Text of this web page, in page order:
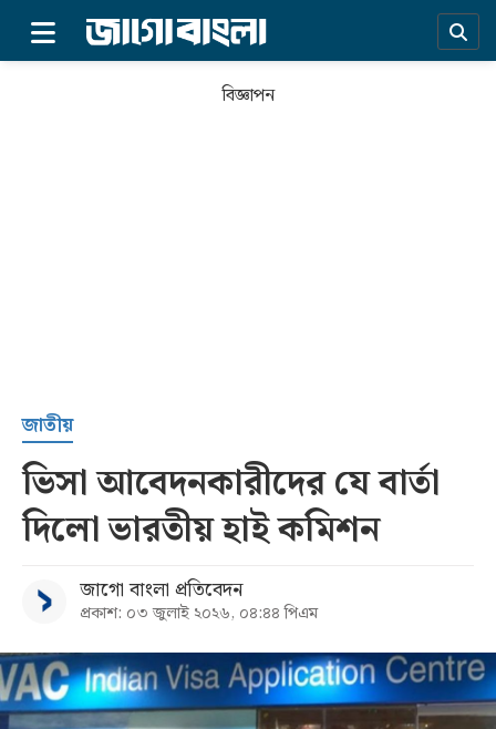
সর্বশেষ
বিভাগ
আর্কাইভ
বিজ্ঞাপন
জাতীয়
ভিসা আবেদনকারীদের যে বার্তা
দিলো ভারতীয় হাই কমিশন
জাগো বাংলা প্রতিবেদন
প্রকাশ: ০৩ জুলাই ২০২৬, ০৪:৪৪ পিএম